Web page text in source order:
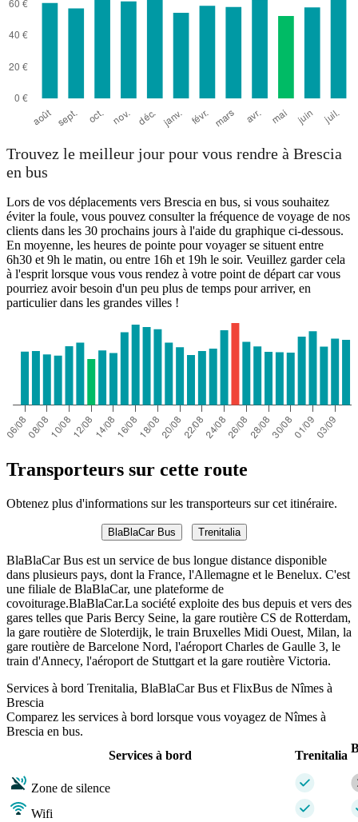
Trouvez le meilleur jour pour vous rendre à Brescia
en bus
Lors de vos déplacements vers Brescia en bus, si vous souhaitez
éviter la foule, vous pouvez consulter la fréquence de voyage de nos
clients dans les 30 prochains jours à l'aide du graphique ci-dessous.
En moyenne, les heures de pointe pour voyager se situent entre
6h30 et 9h le matin, ou entre 16h et 19h le soir. Veuillez garder cela
à l'esprit lorsque vous vous rendez à votre point de départ car vous
pourriez avoir besoin d'un peu plus de temps pour arriver, en
particulier dans les grandes villes !
Transporteurs sur cette route
Obtenez plus d'informations sur les transporteurs sur cet itinéraire.
BlaBlaCar Bus Trenitalia
BlaBlaCar Bus est un service de bus longue distance disponible
dans plusieurs pays, dont la France, l'Allemagne et le Benelux. C'est
une filiale de BlaBlaCar, une plateforme de
covoiturage.BlaBlaCar.La société exploite des bus depuis et vers des
gares telles que Paris Bercy Seine, la gare routière CS de Rotterdam,
la gare routière de Sloterdijk, le train Bruxelles Midi Ouest, Milan, la
gare routière de Barcelone Nord, l'aéroport Charles de Gaulle 3, le
train d'Annecy, l'aéroport de Stuttgart et la gare routière Victoria.
Services à bord Trenitalia, BlaBlaCar Bus et FlixBus de Nîmes à
Brescia
Comparez les services à bord lorsque vous voyagez de Nîmes à
Brescia en bus.
Services à bord
Trenitalia
Zone de silence
Wifi